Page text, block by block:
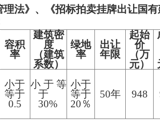
法》、《招标拍卖挂牌出让国
容积
率
建筑密
度
（建筑
系数）
绿地
率
出让
年限
起始
价
（万
元）
小于
等于
0.5
小于等
于
30%
小于
等于
20％
50年 948